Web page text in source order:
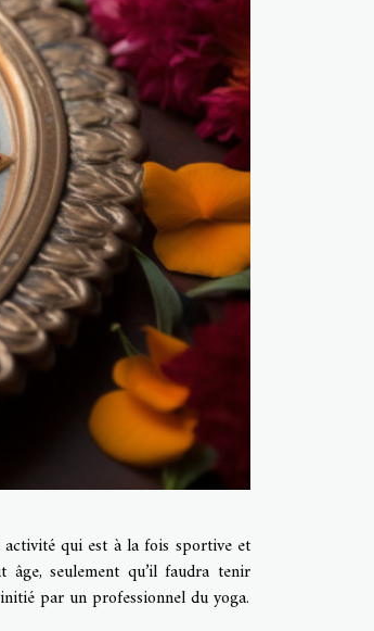
activité qui est à la fois sportive et
seulement qu’il faudra tenir
par un professionnel du yoga.